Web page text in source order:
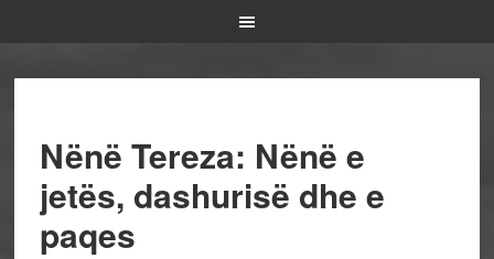
Nënë Tereza: Nënë e
jetës, dashurisë dhe e
paqes